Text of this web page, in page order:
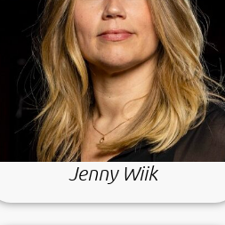
Jenny Wiik